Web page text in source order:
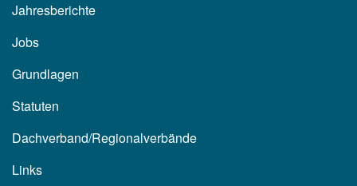
Jahresberichte
Jobs
Grundlagen
Statuten
Dachverband/Regionalverbände
Links